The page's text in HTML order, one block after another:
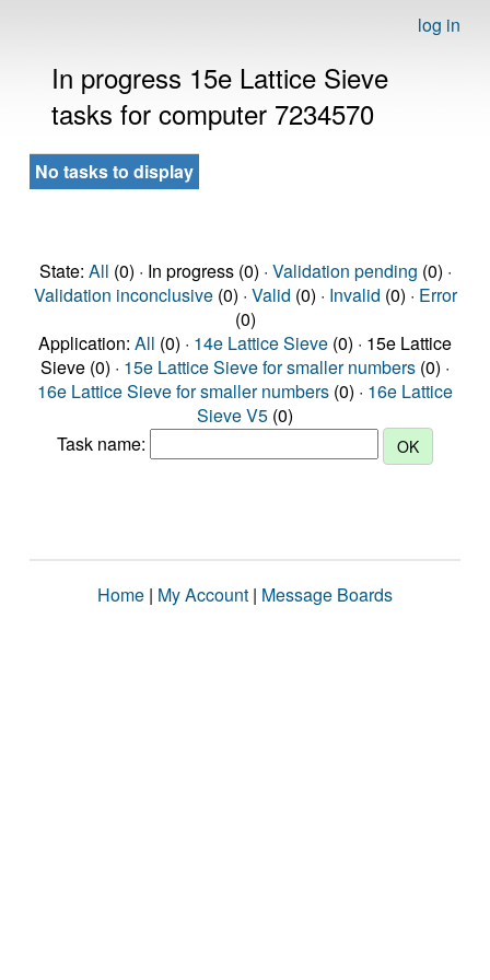
log in
In progress 15e Lattice Sieve
tasks for computer 7234570
No tasks to display
State: All (0) · In progress (0) · Validation pending (0) ·
Validation inconclusive(0) · Valid (0) · Invalid (0) · Error
(0)
Application: All (0) · 14e Lattice Sieve (0) · 15e Lattice
Sieve (0) · 15e Lattice Sieve for smaller numbers (0) ·
16e Lattice Sieve for smaller numbers (0) · 16e Lattice
Sieve V5 (0)
Task name:
Home | My Account | Message Boards